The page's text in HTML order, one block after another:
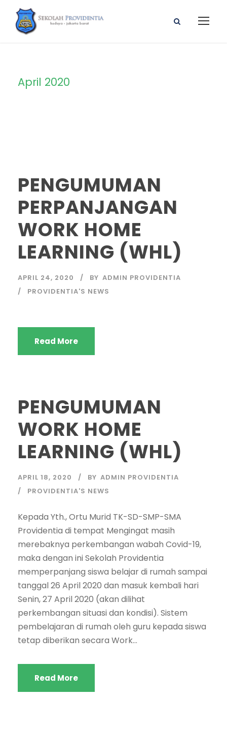
April 2020
PENGUMUMAN
PERPANJANGAN
WORK HOME
LEARNING (WHL)
APRIL 24, 2020 BY ADMIN PROVIDENTIA
PROVIDENTIA'S NEWS
Read More
PENGUMUMAN
WORK HOME
LEARNING (WHL)
APRIL 18, 2020 BY ADMIN PROVIDENTIA
PROVIDENTIA'S NEWS
Kepada Yth., Ortu Murid TK-SD-SMP-SMA
Providentia di tempat Mengingat masih
merebaknya perkembangan wabah Covid-19,
maka dengan ini Sekolah Providentia
memperpanjang siswa belajar di rumah sampai
tanggal 26 April 2020 dan masuk kembali hari
Senin, 27 April 2020 (akan dilihat
perkembangan situasi dan kondisi). Sistem
pembelajaran di rumah oleh guru kepada siswa
tetap diberikan secara Work...
Read More